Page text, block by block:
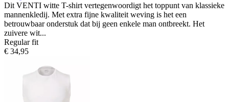
Dit VENTI witte T-shirt vertegenwoordigt het toppunt van klassieke
mannenkledij. Met extra fijne kwaliteit weving is het een
betrouwbaar onderstuk dat bij geen enkele man ontbreekt. Het
zuivere wit...
Regular fit
€ 34,95